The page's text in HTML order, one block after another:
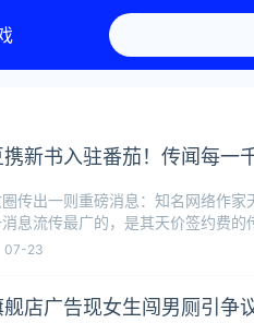
新书入驻番茄！传闻每一
传出一则重磅消息：知名网络作家
息流传最广的，是其天价签约费
的
07-23
舰店广告现女生闯男厕引争